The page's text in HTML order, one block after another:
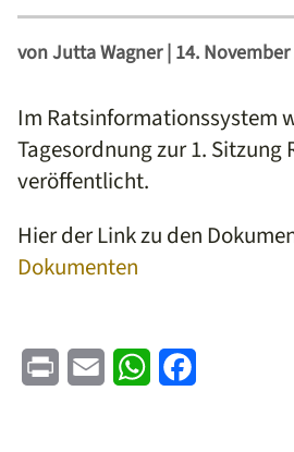
vonJutta Wagner| 14. November
Im Ratsinformationssystem
Tagesordnung zur 1. Sitzung
veröffentlicht.
Hier der Link zu den
Dokumenten
Print Email WhatsApp